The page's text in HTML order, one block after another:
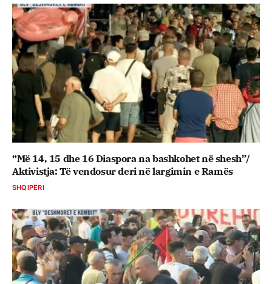
“Më 14, 15 dhe 16 Diaspora na bashkohet në shesh”/
Aktivistja: Të vendosur deri në largimin e Ramës
SHQIPËRI